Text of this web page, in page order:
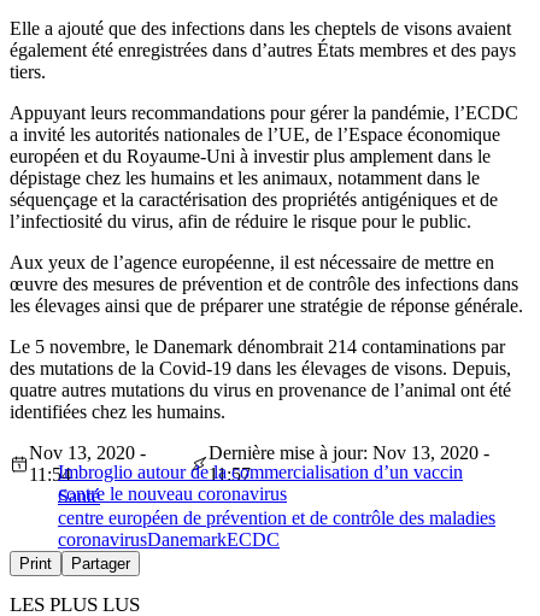
Elle a ajouté que des infections dans les cheptels de visons avaient
également été enregistrées dans d’autres États membres et des pays
tiers.
Appuyant leurs recommandations pour gérer la pandémie, l’ECDC
a invité les autorités nationales de l’UE, de l’Espace économique
européen et du Royaume-Uni à investir plus amplement dans le
dépistage chez les humains et les animaux, notamment dans le
séquençage et la caractérisation des propriétés antigéniques et de
l’infectiosité du virus, afin de réduire le risque pour le public.
Aux yeux de l’agence européenne, il est nécessaire de mettre en
œuvre des mesures de prévention et de contrôle des infections dans
les élevages ainsi que de préparer une stratégie de réponse générale.
Le 5 novembre, le Danemark dénombrait 214 contaminations par
des mutations de la Covid-19 dans les élevages de visons. Depuis,
quatre autres mutations du virus en provenance de l’animal ont été
identifiées chez les humains.
Imbroglio autour de la commercialisation d’un vaccin
contre le nouveau coronavirus
Nov 13, 2020 -
11:54
Dernière mise à jour: Nov 13, 2020 -
11:57
Santé
centre européen de prévention et de contrôle des maladies
coronavirusDanemarkECDC
Print Partager
LES PLUS LUS